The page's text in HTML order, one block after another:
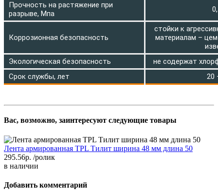
Прочность на растяжение при
разрыве, Мпа
Коррозионная безопасность
стойки к
материалам –
Экологическая безопасность
не содержат
Срок службы, лет
20
Вас, возможно, заинтересуют следующие товары
Лента армированная TPL Тилит ширина 48 мм длина 50
295.56р. /ролик
в наличии
Добавить комментарий